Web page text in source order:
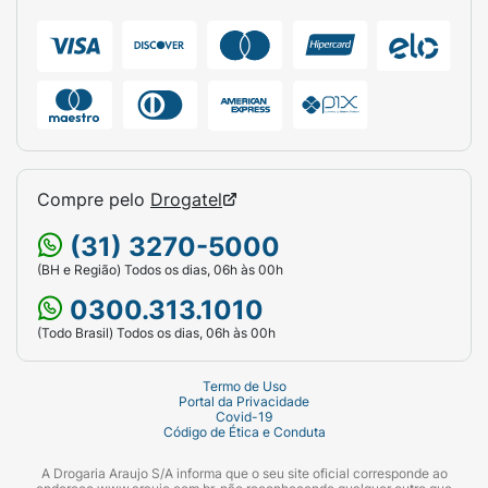
Misture bem (idealmente com um mixer,
liquidificador ou coqueteleira) até obter uma
bebida de textura cremosa e homogênea.
Ideal para o café da manhã, como lanche
intermediário nutritivo ou no pós-treino.
Kopenhagen Soul Good).
Produto: Collagen Protein (Suplemento
Alimentar em Pó).
Sabor:Chocolate Língua de Gato.
Principais Ingredientes:Proteína de
Colágeno e Peptídeos Bioativos de
Colágeno Hidrolisado (VERISOL®).
Compre pelo Drogatel
(31) 3270-5000
(BH e Região) Todos os dias, 06h às 00h
0300.313.1010
(Todo Brasil) Todos os dias, 06h às 00h
Termo de Uso
Portal da Privacidade
Covid-19
Código de Ética e Conduta
A Drogaria Araujo S/A informa que o seu site oficial corresponde ao